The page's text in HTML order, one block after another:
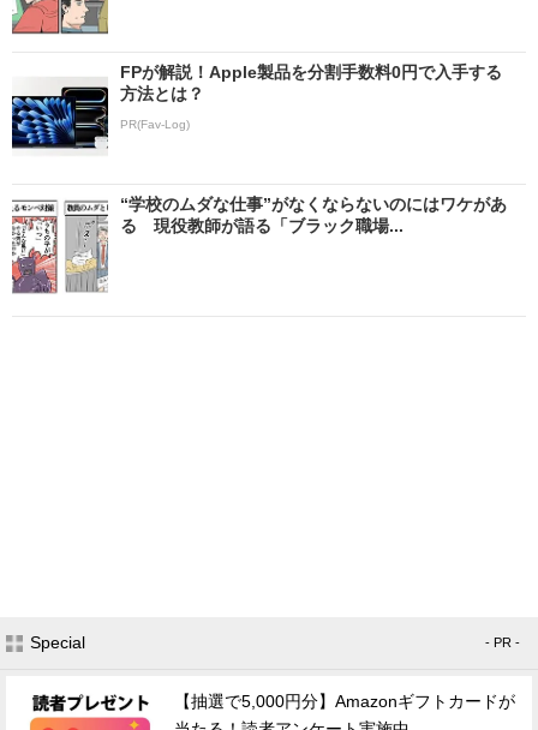
FPが解説！Apple製品を分割手数料0円で入手する
方法とは？
PR(Fav-Log)
“学校のムダな仕事”がなくならないのにはワケがあ
る 現役教師が語る「ブラック職場...
Special - PR -
【抽選で5,000円分】Amazonギフトカードが